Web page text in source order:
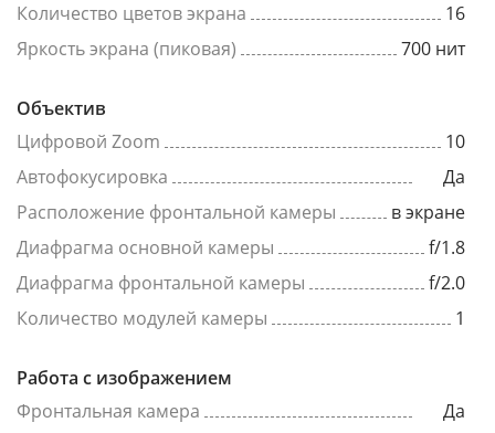
Количество цветов экрана
16
Яркость экрана (пиковая)
700 нит
Объектив
Цифровой Zoom
10
Автофокусировка
Да
Расположение фронтальной камеры
в экране
Диафрагма основной камеры
f/1.8
Диафрагма фронтальной камеры
f/2.0
Количество модулей камеры
1
Работа с изображением
Фронтальная камера
Да